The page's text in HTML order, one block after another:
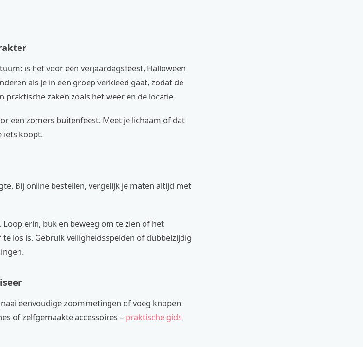
is het voor een verjaardagsfeest, Halloween
als je in een groep verkleed gaat, zodat de
praktische zaken zoals het weer en de locatie.
een zomers buitenfeest. Meet je lichaam of dat
iets koopt.
Bij online bestellen, vergelijk je maten altijd met
erin, buk en beweeg om te zien of het
los is. Gebruik veiligheidsspelden of dubbelzijdig
eenvoudige zoommetingen of voeg knopen
of zelfgemaakte accessoires – praktische gids